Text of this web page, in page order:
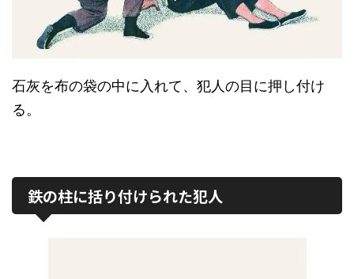
石灰を布の袋の中に入れて、犯人の目に押し付け
る。
鉄の柱に括り付けられた犯人